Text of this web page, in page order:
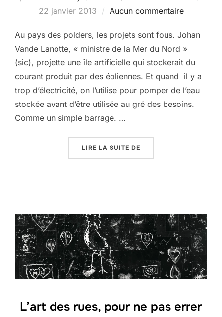
22 janvier 2013 Aucun commentaire
Au pays des polders, les projets sont fous. Johan
Vande Lanotte, « ministre de la Mer du Nord »
(sic), projette une île artificielle qui stockerait du
courant produit par des éoliennes. Et quand il y a
trop d’électricité, on l’utilise pour pomper de l’eau
stockée avant d’être utilisée au gré des besoins.
Comme un simple barrage. …
LIRE LA SUITE DE
L’art des rues, pour ne pas errer